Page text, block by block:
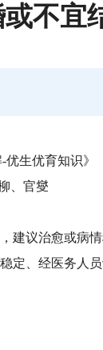
不宜
生优育知识》
、官燮
建议治愈或病
定、经医务人